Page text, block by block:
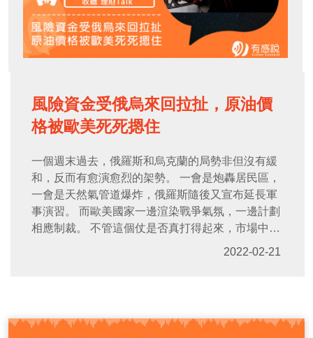
風險資金受俄烏來回拉扯，原油價
格被歐美死死摁住
一個週末過去，俄羅斯和烏克蘭的局勢非但沒有緩
和，反而有愈演愈烈的架勢。 一會是炮轟居民區，
一會是天然氣管道爆炸，俄羅斯隨後又宣布延長軍
事演習。 而歐美國家一邊渲染戰爭氣氛，一邊計劃
相應制裁。 不管這個仗是否真打得起來，市場中的
2022-02-21